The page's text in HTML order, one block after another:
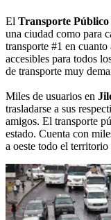
El Transporte Público
una ciudad como para
transporte #1 en
accesibles para todos
de transporte muy
Miles de usuarios en
trasladarse a sus
amigos. El transporte
estado. Cuenta con
a oeste todo el